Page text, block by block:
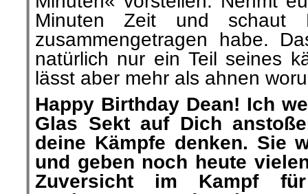
Minuten Zeit und
zusammengetragen habe.
natürlich nur ein Teil seines
lässt aber mehr als ahnen
Happy Birthday Dean! Ich
Glas Sekt auf Dich
deine Kämpfe denken. Sie
und geben noch heute
Zuversicht im Kampf